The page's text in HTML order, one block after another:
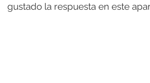
gustado la respuesta en este